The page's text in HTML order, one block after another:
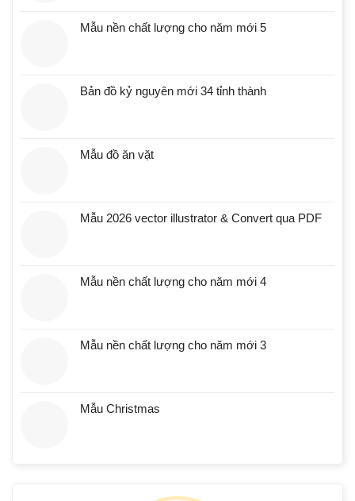
Mẫu nền chất lượng cho năm mới 5
Bản đồ kỷ nguyên mới 34 tỉnh thành
Mẫu đồ ăn vặt
Mẫu 2026 vector illustrator & Convert qua PDF
Mẫu nền chất lượng cho năm mới 4
Mẫu nền chất lượng cho năm mới 3
Mẫu Christmas